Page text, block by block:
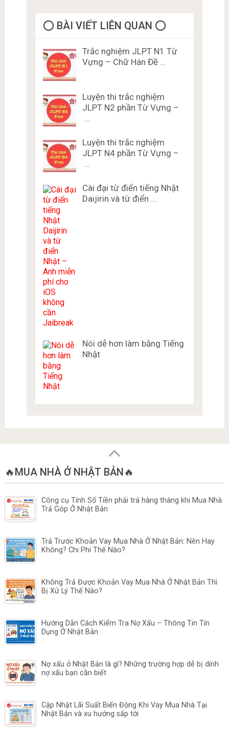
⭕️ BÀI VIẾT LIÊN QUAN ⭕️
Trắc nghiệm JLPT N1 Từ
Vựng – Chữ Hán Đề …
Luyện thi trắc nghiệm
JLPT N2 phần Từ Vựng –
…
Luyện thi trắc nghiệm
JLPT N4 phần Từ Vựng –
…
Cài đại từ điển tiếng Nhật
Daijirin và từ điển …
Nói dễ hơn làm bằng Tiếng
Nhật
🔥MUA NHÀ Ở NHẬT BẢN🔥
Công cụ Tính Số Tiền phải trả hàng tháng khi Mua Nhà
Trả Góp Ở Nhật Bản
Trả Trước Khoản Vay Mua Nhà Ở Nhật Bản: Nên Hay
Không? Chi Phí Thế Nào?
Không Trả Được Khoản Vay Mua Nhà Ở Nhật Bản Thì
Bị Xử Lý Thế Nào?
Hướng Dẫn Cách Kiểm Tra Nợ Xấu – Thông Tin Tín
Dụng Ở Nhật Bản
Nợ xấu ở Nhật Bản là gì? Những trường hợp dễ bị dính
nợ xấu bạn cần biết
Cập Nhật Lãi Suất Biến Động Khi Vay Mua Nhà Tại
Nhật Bản và xu hướng sắp tới